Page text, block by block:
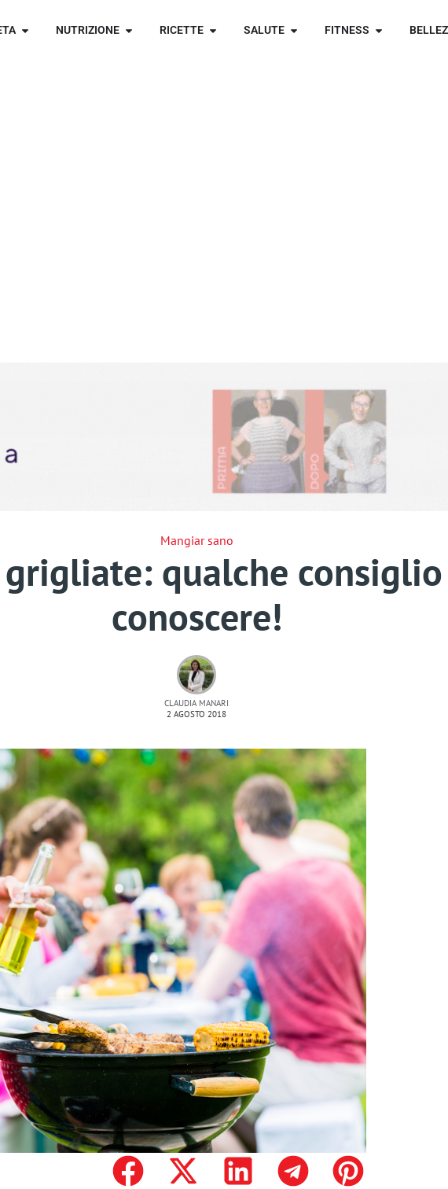
NUTRIZIONE RICETTE SALUTE FITNESS
Mangiar sano
grigliate: qualche
conoscere!
CLAUDIA MANARI
2 AGOSTO 2018